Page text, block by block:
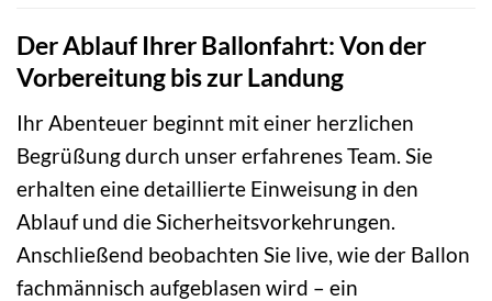
Der Ablauf Ihrer Ballonfahrt: Von der
Vorbereitung bis zur Landung
Ihr Abenteuer beginnt mit einer herzlichen
Begrüßung durch unser erfahrenes Team. Sie
erhalten eine detaillierte Einweisung in den
Ablauf und die Sicherheitsvorkehrungen.
Anschließend beobachten Sie live, wie der Ballon
fachmännisch aufgeblasen wird – ein